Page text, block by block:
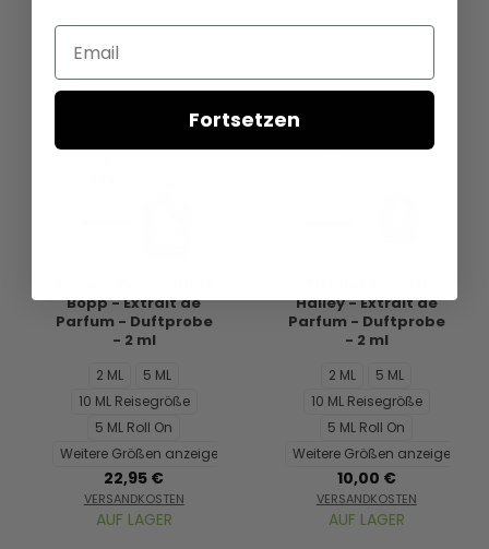
Bopp - Extrait de
Parfum - Duftprobe
- 2 ml
2 ML
5 ML
10 ML Reisegröße
5 ML Roll On
Weitere Größen anzeigen...
22,95 €
VERSANDKOSTEN
AUF LAGER
Halley - Extrait de
Parfum - Duftprobe
- 2 ml
2 ML
5 ML
10 ML Reisegröße
5 ML Roll On
Weitere Größen anzeigen...
10,00 €
VERSANDKOSTEN
AUF LAGER
Email
Fortsetzen